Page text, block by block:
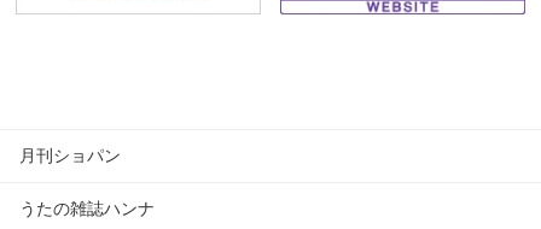
月刊ショパン
うたの雑誌ハンナ